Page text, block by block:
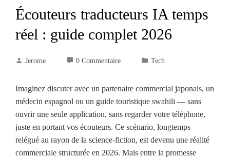
Écouteurs traducteurs IA temps
réel : guide complet 2026
Jerome 0 Commentaire Tech
Imaginez discuter avec un partenaire commercial japonais, un
médecin espagnol ou un guide touristique swahili — sans
ouvrir une seule application, sans regarder votre téléphone,
juste en portant vos écouteurs. Ce scénario, longtemps
relégué au rayon de la science-fiction, est devenu une réalité
commerciale structurée en 2026. Mais entre la promesse